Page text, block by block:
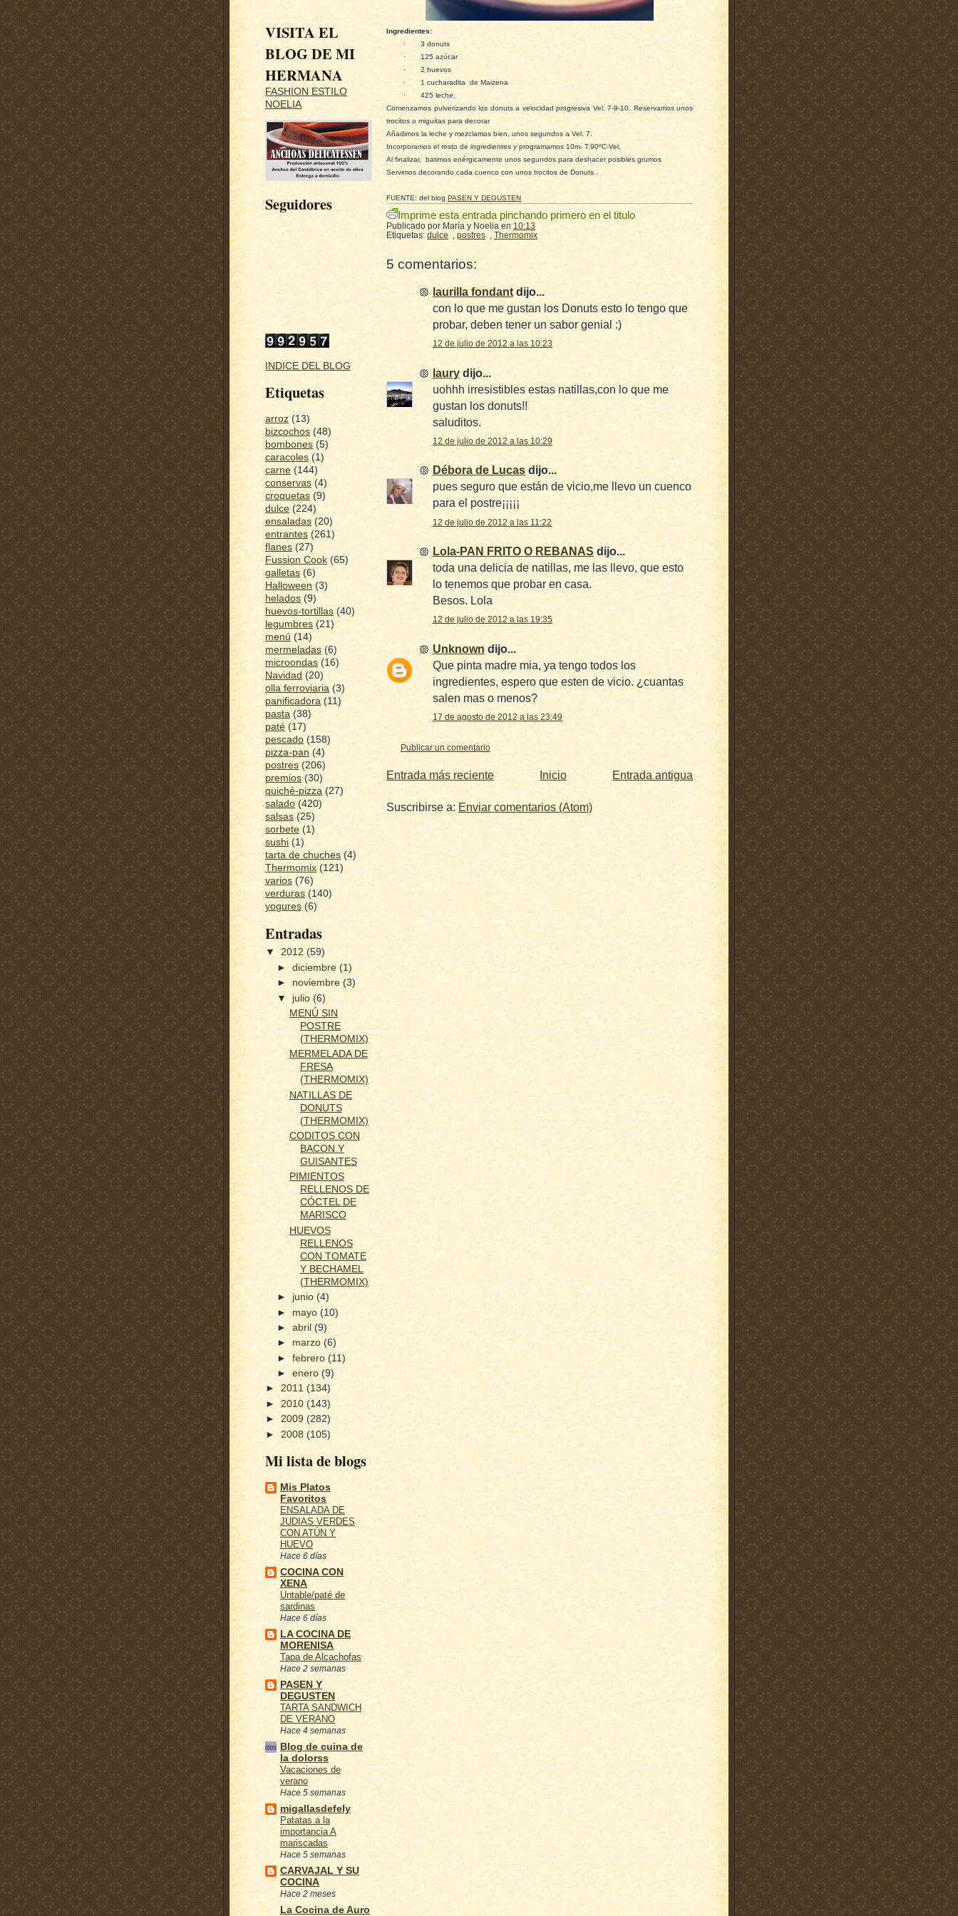
VISITA EL
BLOG DE MI
HERMANA
FASHION ESTILO
NOELIA
Seguidores
INDICE DEL BLOG
Etiquetas
arroz (13)
bizcochos (48)
bombones (5)
caracoles (1)
carne (144)
conservas (4)
croquetas (9)
dulce (224)
ensaladas (20)
entrantes (261)
flanes (27)
Fussion Cook (65)
galletas (6)
Halloween (3)
helados (9)
huevos-tortillas (40)
legumbres (21)
menú (14)
mermeladas (6)
microondas (16)
Navidad (20)
olla ferroviaria (3)
panificadora (11)
pasta (38)
paté (17)
pescado (158)
pizza-pan (4)
postres (206)
premios (30)
quiché-pizza (27)
salado (420)
salsas (25)
sorbete (1)
sushi (1)
tarta de chuches (4)
Thermomix (121)
varios (76)
verduras (140)
yogures (6)
Entradas
▼ 2012 (59)
►diciembre(1)
► noviembre(3)
▼ julio (6)
MENÚ SIN
POSTRE
(THERMOMIX)
MERMELADA DE
FRESA
(THERMOMIX)
NATILLAS DE
DONUTS
(THERMOMIX)
CODITOS CON
BACON Y
GUISANTES
PIMIENTOS
RELLENOS DE
CÓCTEL DE
MARISCO
HUEVOS
RELLENOS
CON TOMATE
Y BECHAMEL
(THERMOMIX)
► junio(4)
► mayo(10)
►abril (9)
► marzo(6)
►febrero(11)
►enero(9)
► 2011 (134)
► 2010 (143)
► 2009 (282)
► 2008 (105)
Mi lista de blogs
Mis Platos
Favoritos
ENSALADA DE
JUDIAS VERDES
CON ATÚN Y
HUEVO
Hace 6 días
COCINA CON
XENA
Untable/paté de
sardinas
Hace 6 días
LA COCINA DE
MORENISA
Tapa de Alcachofas
Hace 2 semanas
PASEN Y
DEGUSTEN
TARTA SANDWICH
DE VERANO
Hace 4 semanas
Blog de cuina de
la dolorss
Vacaciones de
verano
Hace 5 semanas
migallasdefely
Patatas a la
importancia A
mariscadas
Hace 5 semanas
CARVAJAL Y SU
COCINA
Hace 2 meses
La Cocina de Auro
Ingredientes:
·
3 donuts
·
125 azúcar
·
2 huevos
·
1 cucharadita de Maizena
·
425 leche.
Comenzamos pulverizando los donuts a velocidad progresiva Vel. 7-9-10. Reservamos unos
trocitos o miguitas para decorar
Añadimos la leche y mezclamos bien, unos segundos a Vel. 7.
Incorporamos el resto de ingredientes y programamos 10m- T.90ºC-Vel.
Al finalizar, batimos enérgicamente unos segundos para deshacer posibles grumos
Servimos decorando cada cuenco con unos trocitos de Donuts .
FUENTE: del blog PASEN Y DEGUSTEN
Imprime esta entrada pinchando primero en el titulo
Publicado por María y Noelia en 10:13
Etiquetas: dulce postres Thermomix
5 comentarios:
laurilla fondant dijo...
con lo que me gustan los Donuts esto lo tengo que
probar, deben tener un sabor genial :)
12 de julio de 2012 a las 10:23
laury dijo...
uohhh irresistibles estas natillas,con lo que me
gustan los donuts!!
saluditos.
12 de julio de 2012 a las 10:29
Débora de Lucas dijo...
pues seguro que están de vicio,me llevo un cuenco
para el postre¡¡¡¡¡
12 de julio de 2012 a las 11:22
Lola-PAN FRITO O REBANAS dijo...
toda una delicia de natillas, me las llevo, que esto
lo tenemos que probar en casa.
Besos. Lola
12 de julio de 2012 a las 19:35
Unknown dijo...
Que pinta madre mia, ya tengo todos los
ingredientes, espero que esten de vicio. ¿cuantas
salen mas o menos?
17 de agosto de 2012 a las 23:49
Publicar un comentario
Entrada más reciente Entrada antigua
Inicio
Suscribirse a: Enviar comentarios (Atom)